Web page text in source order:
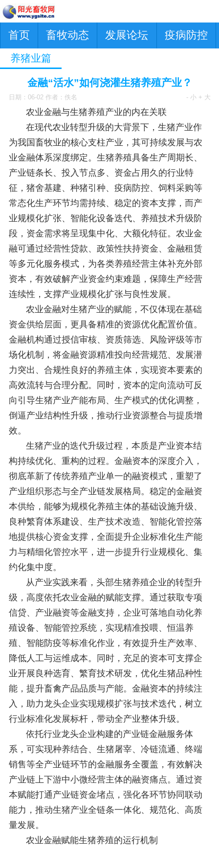
首页 畜牧动态 发展论坛 疫病防控
养猪业篇
金融“活水”如何浇灌生猪养殖产业？
日期：06-02 作者：佚名 - 小 + 大
农业金融与生猪养殖产业的内在关联
在现代农业转型升级的大背景下，生猪产业作
为我国畜牧业的核心支柱产业，其可持续发展与农
业金融体系深度绑定。生猪养殖具备生产周期长、
产业链条长、投入节点多、资金占用久的行业特
征，猪舍基建、种猪引种、疫病防控、饲料采购等
常态化生产环节均需持续、稳定的资本支撑，而产
业规模化扩张、智能化设备迭代、养殖技术升级阶
段，资金需求将呈现集中化、大额化特征。农业金
融可通过经营性贷款、政策性扶持资金、金融租赁
等多元化服务模式，为各类养殖经营主体补充外部
资本，有效破解产业资金约束难题，保障生产经营
连续性，支撑产业规模化扩张与良性发展。
农业金融对生猪产业的赋能，不仅体现在基础
资金供给层面，更具备精准的资源优化配置价值。
金融机构通过授信审核、资质筛选、风险评级等市
场化机制，将金融资源精准投向经营规范、发展潜
力突出、合规性良好的养殖主体，实现资本要素的
高效流转与合理分配。同时，资本的定向流动可反
向引导生猪产业产能布局、生产模式的优化调整，
倒逼产业结构性升级，推动行业资源整合与提质增
效。
生猪产业的迭代升级过程，本质是产业资本结
构持续优化、重构的过程。金融资本的深度介入，
彻底革新了传统养殖产业单一的融资模式，重塑了
产业组织形态与全产业链发展格局。稳定的金融资
本供给，能够为规模化养殖主体的基础设施升级、
良种繁育体系建设、生产技术改造、智能化管控落
地提供核心资金支撑，全面提升企业标准化生产能
力与精细化管控水平，进一步提升行业规模化、集
约化集中度。
从产业实践来看，头部生猪养殖企业的转型升
级，高度依托农业金融的赋能支撑。通过获取专项
信贷、产业融资等金融支持，企业可落地自动化养
殖设备、智能管控系统，实现精准投喂、恒温养
殖、智能防疫等标准化作业，有效提升生产效率、
降低人工与运维成本。同时，充足的资本可支撑企
业开展良种选育、繁育技术研发，优化生猪品种性
能，提升畜禽产品品质与产能。金融资本的持续注
入，助力龙头企业实现规模扩张与技术迭代，树立
行业标准化发展标杆，带动全产业整体升级。
依托行业龙头企业构建的产业链金融服务体
系，可实现种养结合、生猪屠宰、冷链流通、终端
销售等全产业链环节的金融服务全覆盖，有效解决
产业链上下游中小微经营主体的融资痛点。通过资
本赋能打通产业链资金堵点，强化各环节协同联动
能力，推动生猪产业全链条一体化、规范化、高质
量发展。
农业金融赋能生猪养殖的运行机制